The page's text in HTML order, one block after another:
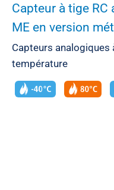
Capteur à tige RC
ME en version
Capteurs
température